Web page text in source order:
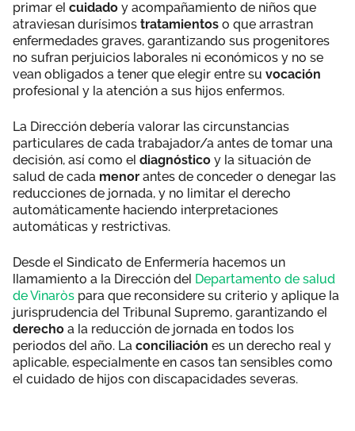
primar el cuidado y acompañamiento de niños que
atraviesan durísimos tratamientos o que arrastran
enfermedades graves, garantizando sus progenitores
no sufran perjuicios laborales ni económicos y no se
vean obligados a tener que elegir entre su vocación
profesional y la atención a sus hijos enfermos.
La Dirección debería valorar las circunstancias
particulares de cada trabajador/a antes de tomar una
decisión, así como el diagnóstico y la situación de
salud de cada menor antes de conceder o denegar las
reducciones de jornada, y no limitar el derecho
automáticamente haciendo interpretaciones
automáticas y restrictivas.
Desde el Sindicato de Enfermería hacemos un
llamamiento a la Dirección del Departamento de salud
de Vinaròs para que reconsidere su criterio y aplique la
jurisprudencia del Tribunal Supremo, garantizando el
derecho a la reducción de jornada en todos los
periodos del año. La conciliación es un derecho real y
aplicable, especialmente en casos tan sensibles como
el cuidado de hijos con discapacidades severas.